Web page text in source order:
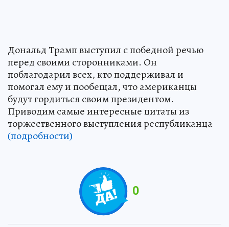
Дональд Трамп выступил с победной речью
перед своими сторонниками. Он
поблагодарил всех, кто поддерживал и
помогал ему и пообещал, что американцы
будут гордиться своим президентом.
Приводим самые интересные цитаты из
торжественного выступления республиканца
(подробности)
0